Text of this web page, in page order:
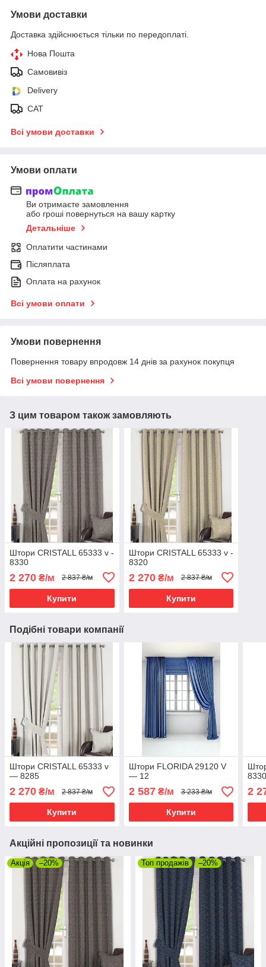
Умови доставки
Доставка здійснюється тільки по передоплаті.
Нова Пошта
Самовивіз
Delivery
САТ
Всі умови доставки
Умови оплати
Ви отримаєте замовлення
або гроші повернуться на вашу картку
Детальніше
Оплатити частинами
Післяплата
Оплата на рахунок
Всі умови оплати
Умови повернення
Повернення товару впродовж 14 днів за рахунок покупця
Всі умови повернення
З цим товаром також замовляють
Штори CRISTALL 65333 v -
8330
2 270 ₴/м 2 837 ₴/м
Купити
Штори CRISTALL 65333 v -
8320
2 270₴/м 2 837 ₴/м
Купити
Подібні товари компанії
Штори CRISTALL 65333 v
— 8285
2 270 ₴/м 2 837 ₴/м
Купити
Штори FLORIDA 29120 V
— 12
2 587₴/м 3 233 ₴/м
Купити
2
Акційні пропозиції та новинки
Акція –20% Топ продажів –20%